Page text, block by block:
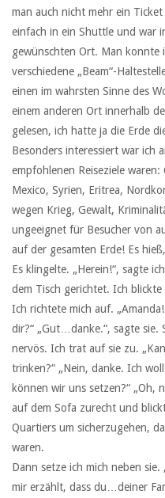
man auch nicht mehr ein
einfach in ein Shuttle und war
gewünschten Ort. Man konnte
verschiedene „Beam“-
einen im wahrsten Sinne des
einem anderen Ort innerhalb
gelesen, ich hatte ja die Erde
Besonders interessiert war ich
empfohlenen Reiseziele waren:
Mexico, Syrien, Eritrea,
wegen Krieg, Gewalt,
ungeeignet für Besucher von
auf der gesamten Erde! Es
Es klingelte. „Herein!“, sagte
dem Tisch gerichtet. Ich
Ich richtete mich auf.
dir?“ „Gut…danke.“, sagte sie.
nervös. Ich trat auf sie zu.
trinken?“ „Nein, danke. Ich
können wir uns setzen?“ „Oh,
auf dem Sofa zurecht und
Quartiers um sicherzugehen,
waren.
Dann setze ich mich neben
mir erzählt, dass du…deiner